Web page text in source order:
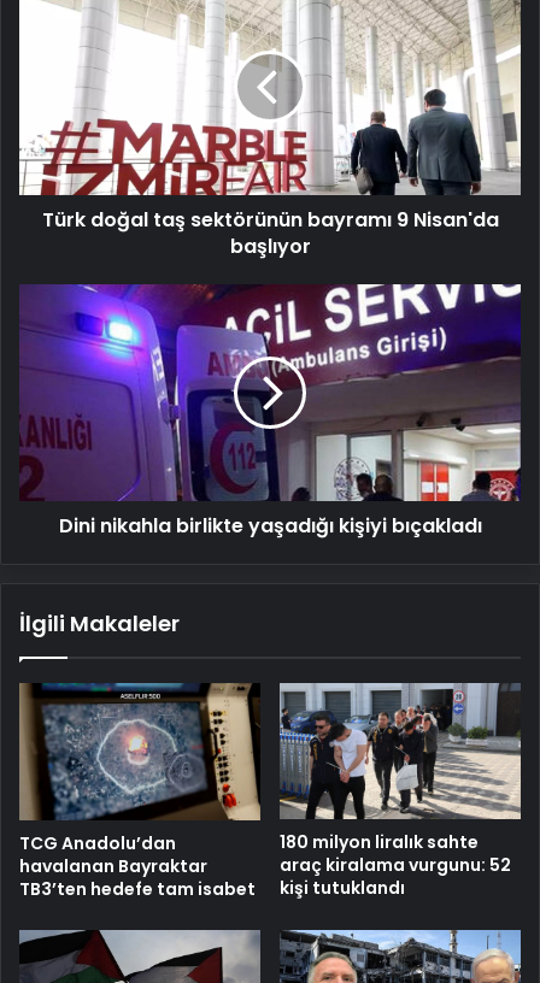
sektörünün
bayramı
Nisan'da
başlıyor
Türk doğal taş sektörünün bayramı 9 Nisan'da
başlıyor
birlikte
yaşadığı
bıçakladı
Dini nikahla birlikte yaşadığı kişiyi bıçakladı
İlgili Makaleler
TCG Anadolu’dan
havalanan Bayraktar
TB3’ten hedefe tam isabet
180 milyon liralık sahte
araç kiralama vurgunu: 52
kişi tutuklandı